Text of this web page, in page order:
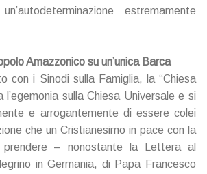
estremamente
Amazzonico su un’unica Barca
con i Sinodi sulla Famiglia, la “Chiesa
l’egemonia sulla Chiesa Universale e si
e arrogantemente di essere colei
che un Cristianesimo in pace con la
prendere – nonostante la Lettera al
in Germania, di Papa Francesco